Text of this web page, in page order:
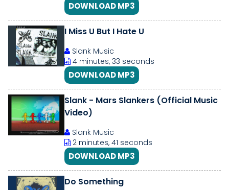
DOWNLOAD MP3
I Miss U But I Hate U
Slank Music
4 minutes, 33 seconds
DOWNLOAD MP3
Slank - Mars Slankers (Official Music
Video)
Slank Music
2 minutes, 41 seconds
DOWNLOAD MP3
Do Something